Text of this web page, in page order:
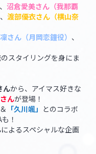
沼倉愛美さん（我那覇
、渡部優衣さん（横山奈
さん（月岡恋鐘役） 、
スタイリングを身にま
んから、アイマス好きな
んが登場！
＆ 「久川颯」 とのコラボ
！
によるスペシャルな企画